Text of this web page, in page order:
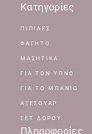
Κατηγορίες
ΠΙΠΙΛΕΣ
ΦΑΓΗΤΟ
ΜΑΣΗΤΙΚΑ
ΓΙΑ ΤΟΝ ΥΠΝΟ
ΓΙΑ ΤΟ ΜΠΑΝΙΟ
ΑΞΕΣΟΥΑΡ
ΣΕΤ ΔΩΡΟΥ
Πληροφορίες